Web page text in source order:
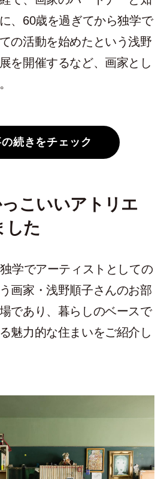
、60歳を過ぎてから独学で
の活動を始めたという浅野
を開催するなど、画家とし
続きをチェック
こいいアトリエ
した
学でアーティストとしての
画家・浅野順子さんのお部
であり、暮らしのベースで
魅力的な住まいをご紹介し